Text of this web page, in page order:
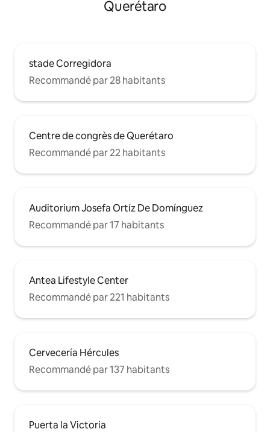
Querétaro
stade Corregidora
Recommandé par 28 habitants
Centre de congrès de Querétaro
Recommandé par 22 habitants
Auditorium Josefa Ortíz De Domínguez
Recommandé par 17 habitants
Antea Lifestyle Center
Recommandé par 221 habitants
Cervecería Hércules
Recommandé par 137 habitants
Puerta la Victoria